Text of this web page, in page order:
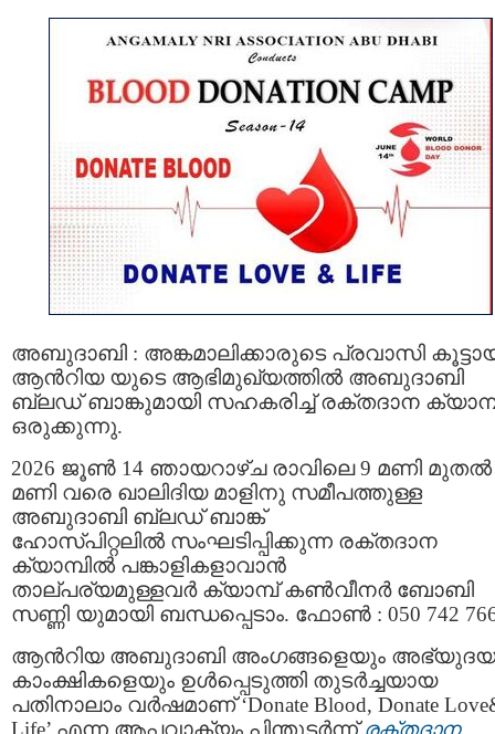
അബുദാബി : അങ്കമാലിക്കാരുടെ പ്രവാസി
ആൻറിയ യുടെ ആഭിമുഖ്യത്തിൽ അബുദാബി
ബ്ലഡ് ബാങ്കുമായി സഹകരിച്ച് രക്തദാന
ഒരുക്കുന്നു.
2026 ജൂൺ 14 ഞായറാഴ്ച രാവിലെ 9 മണി മുതൽ
മണി വരെ ഖാലിദിയ മാളിനു സമീപത്തുള്ള
അബുദാബി ബ്ലഡ് ബാങ്ക്
ഹോസ്പിറ്റലിൽ സംഘടിപ്പിക്കുന്ന രക്തദാന
ക്യാമ്പിൽ പങ്കാളികളാവാൻ
താല്പര്യമുള്ളവർ ക്യാമ്പ് കൺവീനർ ബോബി
സണ്ണി യുമായി ബന്ധപ്പെടാം. ഫോൺ : 050 742
ആൻറിയ അബുദാബി അംഗങ്ങളെയും അഭ്യുദയ
കാംക്ഷികളെയും ഉൾപ്പെടുത്തി തുടർച്ചയായ
പതിനാലാം വർഷമാണ് ‘Donate Blood, Donate
Life’ എന്ന ആപ്തവാക്യം പിന്തുടർന്ന്രക്തദാന